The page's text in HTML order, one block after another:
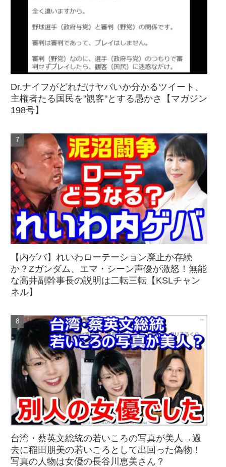
Dr.ナイフがどれだけヤバいか分かるツイート、
主権者たる国民を"観客"とする愚かさ【マガジン
198号】
【内ゲバ】れいわローテーション廃止か存続
か？Zガンダム、エマ・シーン声優が激怒！無能
な高井副幹事長の説明は二転三転【KSLチャン
ネル】
台湾・蔡英文総統の若いころの写真が美人→過
去に稲田朋美の若いころとして出回った偽物！
写真の人物は女優の長谷川恵美さん？